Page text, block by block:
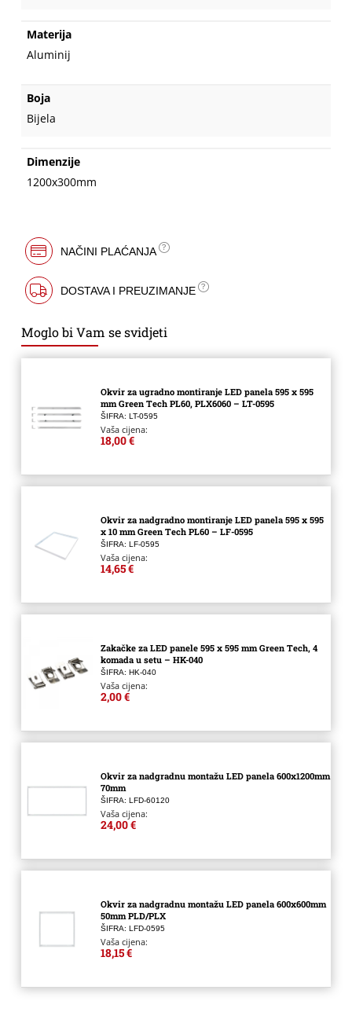
Materija
Aluminij
Boja
Bijela
Dimenzije
1200x300mm
NAČINI PLAĆANJA
DOSTAVA I PREUZIMANJE
Moglo bi Vam se svidjeti
Okvir za ugradno montiranje LED panela 595 x 595
mm Green Tech PL60, PLX6060 – LT-0595
ŠIFRA: LT-0595
Vaša cijena:
18,00 €
Okvir za nadgradno montiranje LED panela 595 x 595
x 10 mm Green Tech PL60 – LF-0595
ŠIFRA: LF-0595
Vaša cijena:
14,65 €
Zakačke za LED panele 595 x 595 mm Green Tech, 4
komada u setu – HK-040
ŠIFRA: HK-040
Vaša cijena:
2,00 €
Okvir za nadgradnu montažu LED panela 600x1200mm
70mm
ŠIFRA: LFD-60120
Vaša cijena:
24,00 €
Okvir za nadgradnu montažu LED panela 600x600mm
50mm PLD/PLX
ŠIFRA: LFD-0595
Vaša cijena:
18,15 €